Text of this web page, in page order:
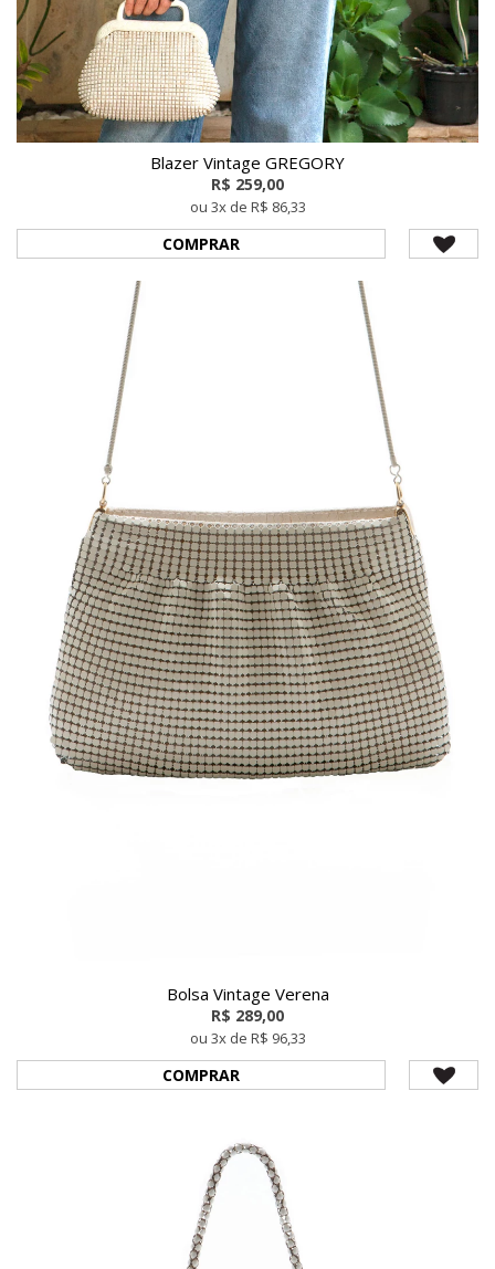
Blazer Vintage GREGORY
R$ 259,00
ou 3x de R$ 86,33
COMPRAR
Bolsa Vintage Verena
R$ 289,00
ou 3x de R$ 96,33
COMPRAR